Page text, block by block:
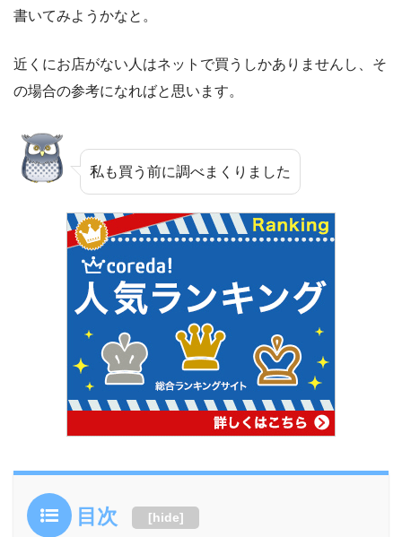
書いてみようかなと。
近くにお店がない人はネットで買うしかありませんし、そ
の場合の参考になればと思います。
私も買う前に調べまくりました
目次 [hide]